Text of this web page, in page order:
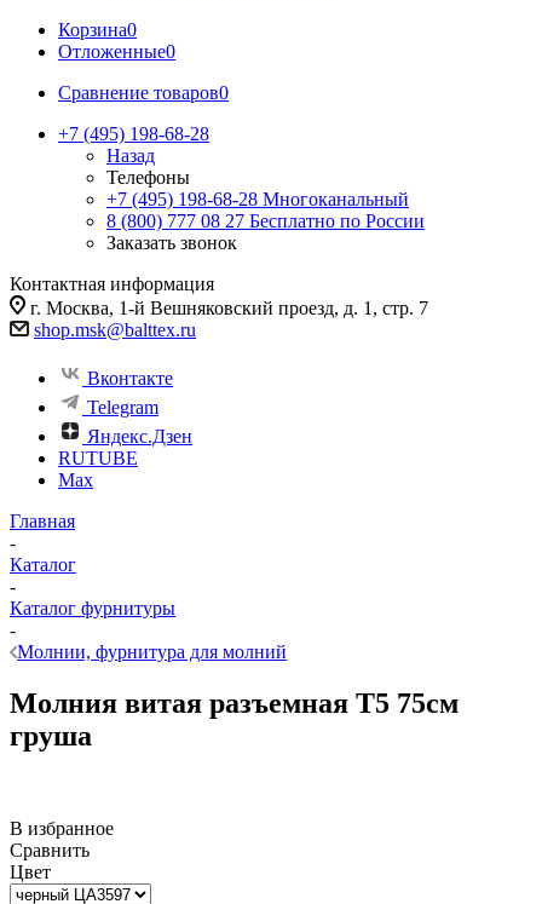
Корзина0
Отложенные0
Сравнение товаров0
+7 (495) 198-68-28
Назад
Телефоны
+7 (495) 198-68-28 Многоканальный
8 (800) 777 08 27 Бесплатно по России
Заказать звонок
Контактная информация
г. Москва, 1-й Вешняковский проезд, д. 1, стр. 7
shop.msk@balttex.ru
Вконтакте
Telegram
Яндекс.Дзен
RUTUBE
Max
Главная
-
Каталог
-
Каталог фурнитуры
-
Молнии, фурнитура для молний
Молния витая разъемная Т5 75см
груша
В избранное
Сравнить
Цвет